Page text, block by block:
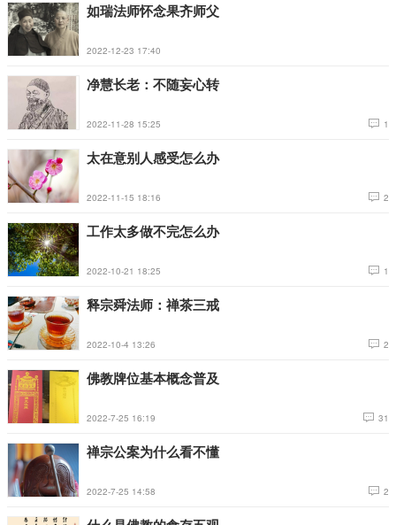
如瑞法师怀念果齐师父
2022-12-23 17:40
净慧长老：不随妄心转
2022-11-28 15:25 1
太在意别人感受怎么办
2022-11-15 18:16 2
工作太多做不完怎么办
2022-10-21 18:25 1
释宗舜法师：禅茶三戒
2022-10-4 13:26 2
佛教牌位基本概念普及
2022-7-25 16:19 31
禅宗公案为什么看不懂
2022-7-25 14:58 2